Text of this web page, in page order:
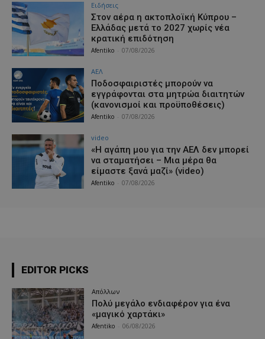
Ειδήσεις
Στον αέρα η ακτοπλοϊκή Κύπρου –
Ελλάδας μετά το 2027 χωρίς νέα
κρατική επιδότηση
Afentiko 07/08/2026
ΑΕΛ
Ποδοσφαιριστές μπορούν να
εγγράφονται στα μητρώα διαιτητών
(κανονισμοί και προϋποθέσεις)
Afentiko 07/08/2026
video
«Η αγάπη μου για την ΑΕΛ δεν μπορεί
να σταματήσει – Μια μέρα θα
είμαστε ξανά μαζί» (video)
Afentiko 07/08/2026
EDITOR PICKS
Απόλλων
Πολύ μεγάλο ενδιαφέρον για ένα
«μαγικό χαρτάκι»
Afentiko 06/08/2026